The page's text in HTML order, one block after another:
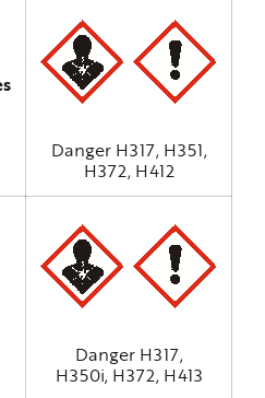
Danger H317, H351,
H372, H412
Danger H317,
H350i, H372, H413